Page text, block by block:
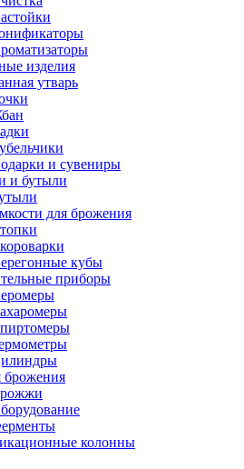
изделия
утварь
и сувениры
и бутыли
для брожения
кубы
приборы
брожения
колонны